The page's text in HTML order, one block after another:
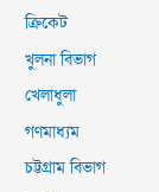
ক্রিকেট
খুলনা বিভাগ
খেলাধুলা
গণমাধ্যম
চট্টগ্রাম বিভাগ